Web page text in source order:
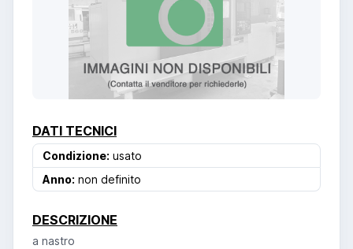
DATI TECNICI
Condizione: usato
Anno: non definito
DESCRIZIONE
a nastro